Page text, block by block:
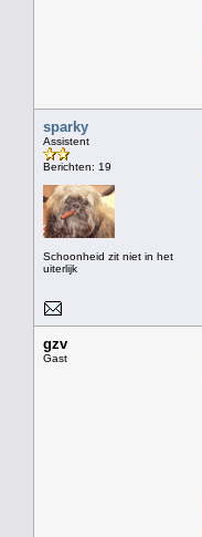
sparky
Assistent
Berichten: 19
Schoonheid zit niet in het
uiterlijk
gzv
Gast